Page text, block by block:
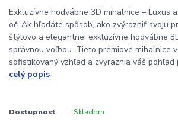
Exkluzívne hodvábne 3D mihalnice – Luxus
oči Ak hľadáte spôsob, ako zvýrazniť svoju
štýlovo a elegantne, exkluzívne hodvábne
správnou voľbou. Tieto prémiové mihalnice
sofistikovaný vzhľad a zvýraznia váš pohľad
celý popis
Dostupnosť Skladom